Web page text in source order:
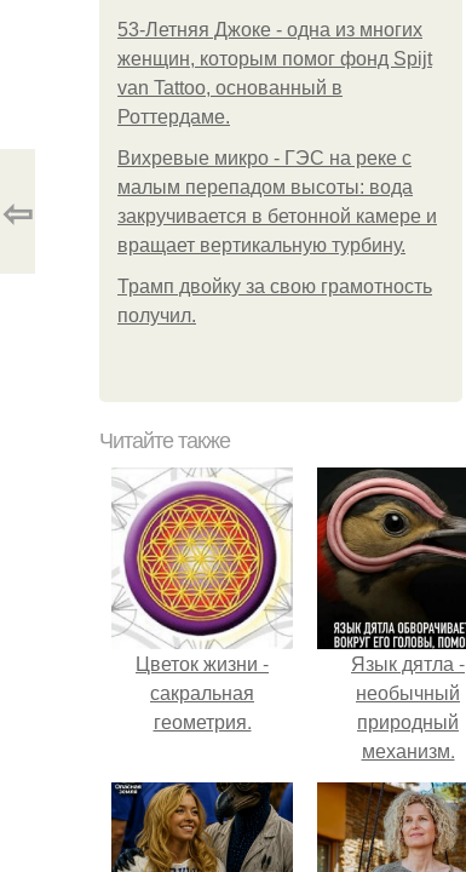
53-Летняя Джоке - одна из многих
женщин, которым помог фонд Spijt
van Tattoo, основанный в
Роттердаме.
Вихревые микро - ГЭС на реке с
малым перепадом высоты: вода
закручивается в бетонной камере и
вращает вертикальную турбину.
Трамп двойку за свою грамотность
получил.
⇦
Читайте также
Цветок жизни -
сакральная
геометрия.
Язык дятла -
необычный
природный
механизм.